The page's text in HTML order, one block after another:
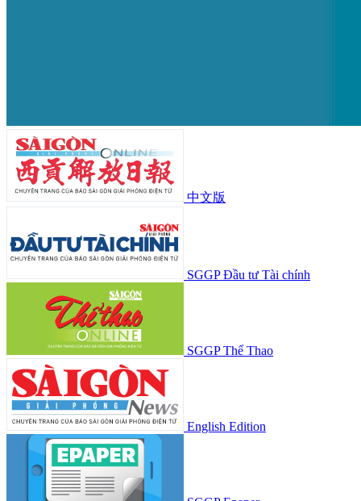
中文版
SGGP Đầu tư Tài chính
SGGP Thể Thao
English Edition